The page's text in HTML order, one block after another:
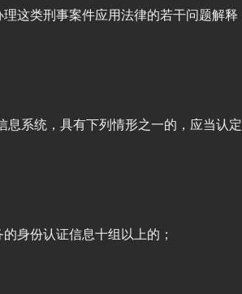
这类刑事案件应用法律的若干问题解释
系统，具有下列情形之一的，应当认定
身份认证信息十组以上的；